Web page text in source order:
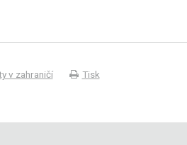
v zahraničí
Tisk